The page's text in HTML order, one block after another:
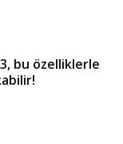
bu özelliklerle